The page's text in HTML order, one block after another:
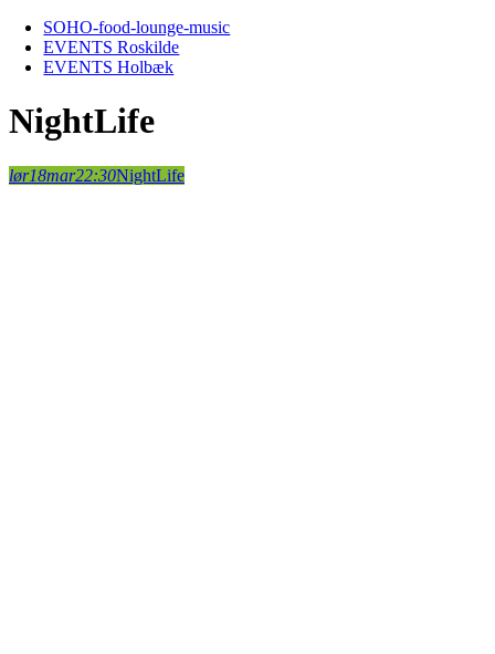
Skip
content
SOHO-food-lounge-music
EVENTS Roskilde
EVENTS Holbæk
NightLife
lør18mar22:30NightLife